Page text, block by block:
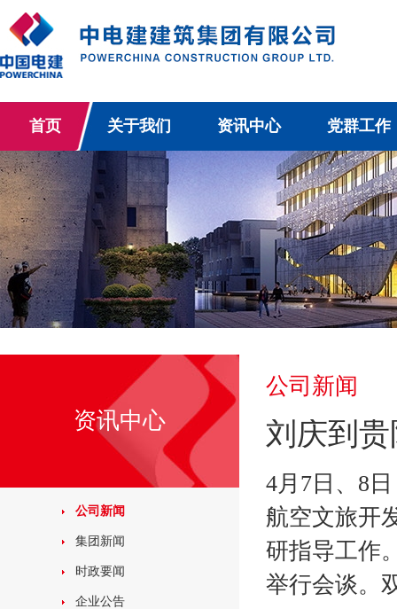
首页 关于我们 资讯中心 党群工作
资讯中心
公司新闻
集团新闻
时政要闻
企业公告
公司新闻
刘庆到
4月7日、8
航空文旅开
研指导工作
举行会谈。